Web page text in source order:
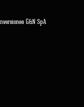
G&N SpA